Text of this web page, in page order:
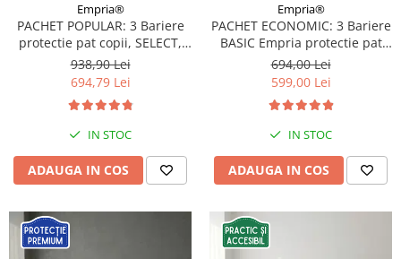
Empria®
PACHET POPULAR: 3 Bariere
protectie pat copii, SELECT,
160x200 cm
938,90 Lei
694,79 Lei
IN STOC
ADAUGA IN COS
Empria®
PACHET ECONOMIC: 3 Bariere
BASIC Empria protectie pat
160X200 cm + bara
stabilizatoare
694,00 Lei
599,00 Lei
IN STOC
ADAUGA IN COS